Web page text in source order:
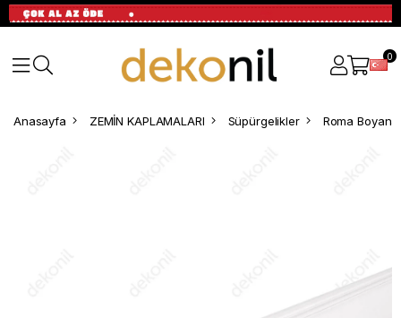
0
Anasayfa ZEMİN KAPLAMALARI Süpürgelikler Roma